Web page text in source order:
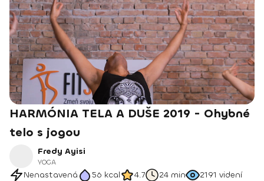
HARMÓNIA TELA A DUŠE 2019 - Ohybné
telo s jogou
Fredy Ayisi
YOGA
Nenastavená 56 kcal 4.7 24 min 2191 videní